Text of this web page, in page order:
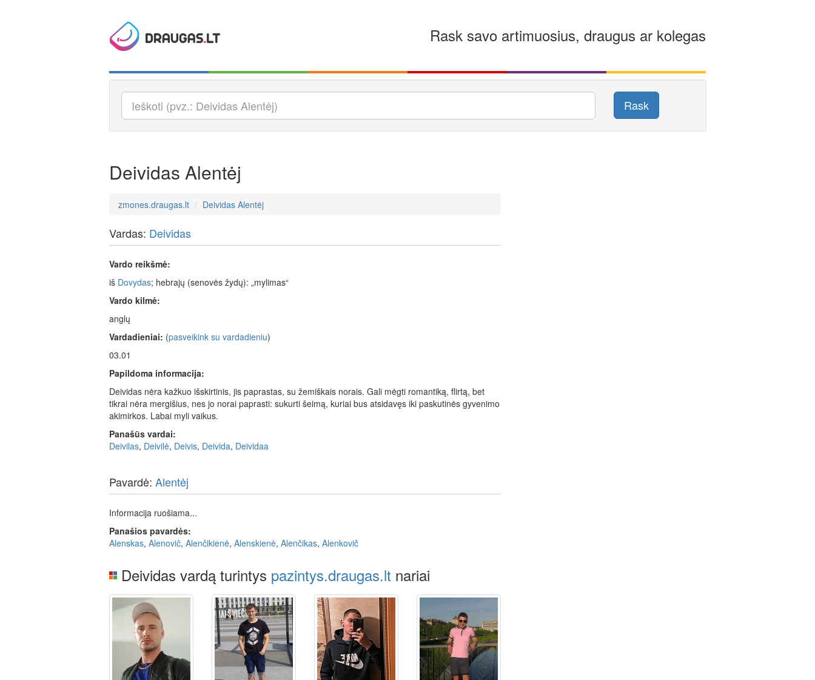
Rask savo artimuosius, draugus ar kolegas
Rask
Deividas Alentėj
zmones.draugas.lt Deividas Alentėj
Vardas: Deividas
Vardo reikšmė:
iš Dovydas; hebrajų (senovės žydų): „mylimas“
Vardo kilmė:
anglų
Vardadieniai: (pasveikink su vardadieniu)
03.01
Papildoma informacija:
Deividas nėra kažkuo išskirtinis, jis paprastas, su žemiškais norais. Gali mėgti romantiką, flirtą, bet
tikrai nėra mergišius, nes jo norai paprasti: sukurti šeimą, kuriai bus atsidavęs iki paskutinės gyvenimo
akimirkos. Labai myli vaikus.
Panašūs vardai:
Deivilas, Deivilė, Deivis, Deivida, Deividaa
Pavardė: Alentėj
Informacija ruošiama...
Panašios pavardės:
Alenskas, Alenovič, Alenčikienė, Alenskienė, Alenčikas, Alenkovič
Deividas vardą turintys pazintys.draugas.lt nariai